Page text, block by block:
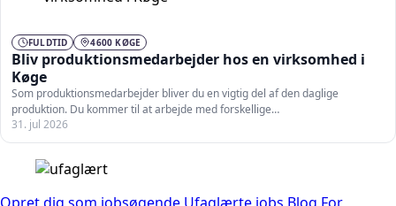
FULDTID 4600 KØGE
Bliv produktionsmedarbejder hos en virksomhed i
Køge
Som produktionsmedarbejder bliver du en vigtig del af den daglige
produktion. Du kommer til at arbejde med forskellige…
31. jul 2026
Opret dig som jobsøgende Ufaglærte jobs Blog For